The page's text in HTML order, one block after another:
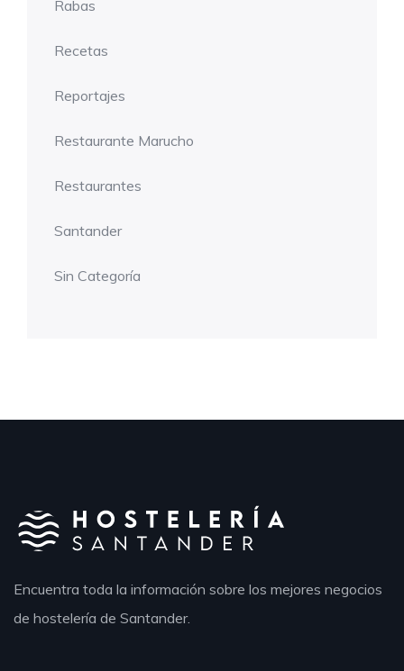
Rabas
Recetas
Reportajes
Restaurante Marucho
Restaurantes
Santander
Sin Categoría
Encuentra toda la información sobre los mejores negocios
de hostelería de Santander.